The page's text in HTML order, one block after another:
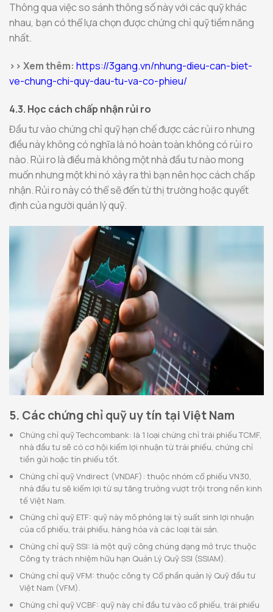
Thông qua việc so sánh thông số này với các quỹ khác
nhau, bạn có thể lựa chọn được chứng chỉ quỹ tiềm năng
nhất.
>> Xem thêm: https://3gang.vn/nhung-dieu-can-biet-
ve-chung-chi-quy-dau-tu-va-co-phieu/
4.3. Học cách chấp nhận rủi ro
Đầu tư vào chứng chỉ quỹ hạn chế được các rủi ro nhưng
điều này không có nghĩa là nó hoàn toàn không có rủi ro
nào. Rủi ro là điều mà không một nhà đầu tư nào mong
muốn nhưng một khi nó xảy ra thì bạn nên học cách chấp
nhận. Rủi ro này có thể sẽ đến từ thị trường hoặc quyết
định của người quản lý quỹ.
5. Các chứng chỉ quỹ uy tín tại Việt Nam
Chứng chỉ quỹ Techcombank: là 1 loại chứng chỉ trái phiếu TCMF,
nhà đầu tư sẽ có cơ hội kiếm lợi nhuận từ trái phiếu, chứng chỉ
tiền gửi hoặc tín phiếu tốt.
Chứng chỉ quỹ Vndirect (VNDAF): thuộc nhóm cổ phiếu VN30,
nhà đầu tư sẽ kiếm lợi từ sự tăng trưởng vượt trội trong nền kinh
tế Việt Nam.
Chứng chỉ quỹ ETF: quỹ này mô phỏng lại tỷ suất sinh lợi nhuận
của cổ phiếu, trái phiếu, hàng hóa và các loại tài sản.
Chứng chỉ quỹ SSI: là một quỹ công chúng dạng mở trực thuộc
Công ty trách nhiệm hữu hạn Quản Lý Quỹ SSI (SSIAM).
Chứng chỉ quỹ VFM: thuộc công ty Cổ phần quản lý Quỹ đầu tư
Việt Nam (VFM).
Chứng chỉ quỹ VCBF: quỹ này chỉ đầu tư vào cổ phiếu, trái phiếu